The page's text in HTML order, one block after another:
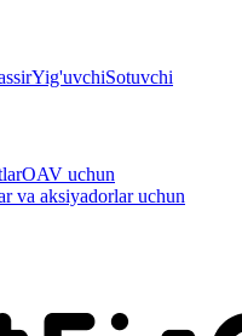
Yig'uvchiSotuvchi
OAV uchun
va aksiyadorlar uchun